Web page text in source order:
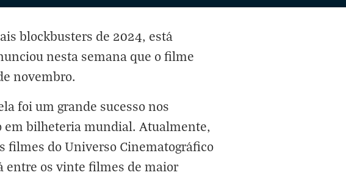
blockbusters de 2024, está
nesta semana que o filme
novembro.
foi um grande sucesso nos
em bilheteria mundial. Atualmente,
filmes do Universo Cinematográfico
entre os vinte filmes de maior